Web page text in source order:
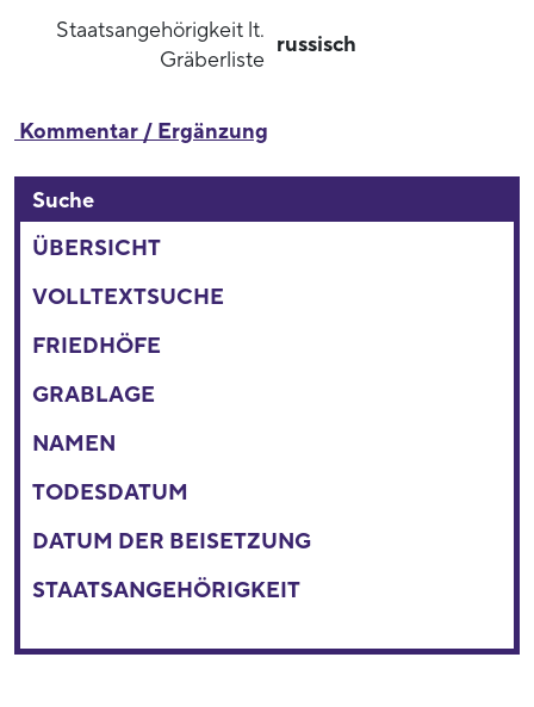
Staatsangehörigkeit lt.
Gräberliste
russisch
Kommentar / Ergänzung
Suche
ÜBERSICHT
VOLLTEXTSUCHE
FRIEDHÖFE
GRABLAGE
NAMEN
TODESDATUM
DATUM DER BEISETZUNG
STAATSANGEHÖRIGKEIT